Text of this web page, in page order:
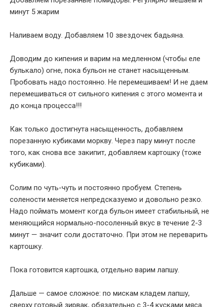
минут 5 жарим
Наливаем воду. Добавляем 10 звездочек бадьяна.
Доводим до кипения и варим на медленном (чтобы еле
булькало) огне, пока бульон не станет насыщенным.
Пробовать надо постоянно. Не перемешиваем! И не даем
перемешиваться от сильного кипения с этого момента и
до конца процесса!!!
Как только достигнута насыщенность, добавляем
порезанную кубиками моркву. Через пару минут после
того, как снова все закипит, добавляем картошку (тоже
кубиками).
Солим по чуть-чуть и постоянно пробуем. Степень
солености меняется непредсказуемо и довольно резко.
Надо поймать момент когда бульон имеет стабильный, не
меняющийся нормально-посоленный вкус в течение 2-3
минут — значит соли достаточно. При этом не переварить
картошку.
Пока готовится картошка, отдельно варим лапшу.
Дальше — самое сложное: по мискам кладем лапшу,
сверху готовый зирвак, обязательно с 3-4 кусками мяса.